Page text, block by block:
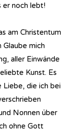
er noch lebt!
am Christentum
mich
aller Einwände
Kunst. Es
die ich bei
Nonnen über
ohne Gott